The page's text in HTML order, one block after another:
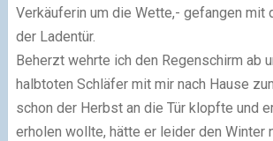
Verkäuferin um die Wette,- gefangen mit
der Ladentür.
Beherzt wehrte ich den Regenschirm ab
halbtoten Schläfer mit mir nach Hause
schon der Herbst an die Tür klopfte und
erholen wollte, hätte er leider den Winter